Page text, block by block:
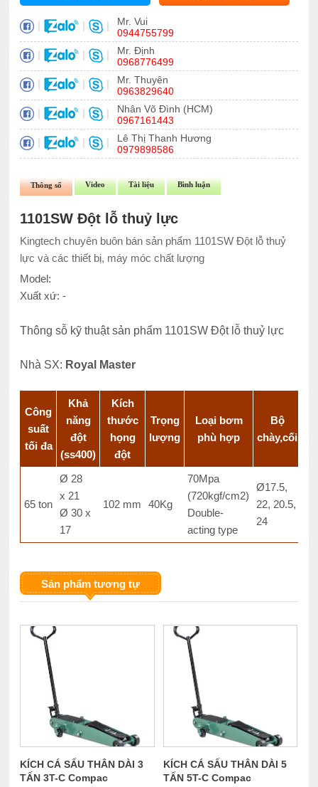
| | |
Mr. Vui
0944755799
| | |
Mr. Định
0968776499
| | |
Mr. Thuyên
0963829640
| | |
Nhân Võ Đình (HCM)
0967161443
| | |
Lê Thị Thanh Hương
0979898586
Thông số Video Tài liệu Bình luận
1101SW Đột lỗ thuỷ lực
Kingtech chuyên buôn bán sản phẩm 1101SW Đột lỗ thuỷ
lực và các thiết bị, máy móc chất lượng
Model:
Xuất xứ: -
Thông sỗ kỹ thuật sản phẩm 1101SW Đột lỗ thuỷ lực
Nhà SX: Royal Master
Công
suất
tối đa
Khả
năng
đột
(ss400)
Kích
thước
họng
đột
Trọng
lượng
Loại bơm
phù hợp
Bộ
chày,cối
65 ton
Ø 28
x 21
Ø 30 x
17
102 mm 40Kg
70Mpa
(720kgf/cm2)
Double-
acting type
Ø17.5,
22, 20.5,
24
Sản phẩm tương tự
KÍCH CÁ SẤU THÂN DÀI 3
TẤN 3T-C Compac
KÍCH CÁ SẤU THÂN DÀI 5
TẤN 5T-C Compac